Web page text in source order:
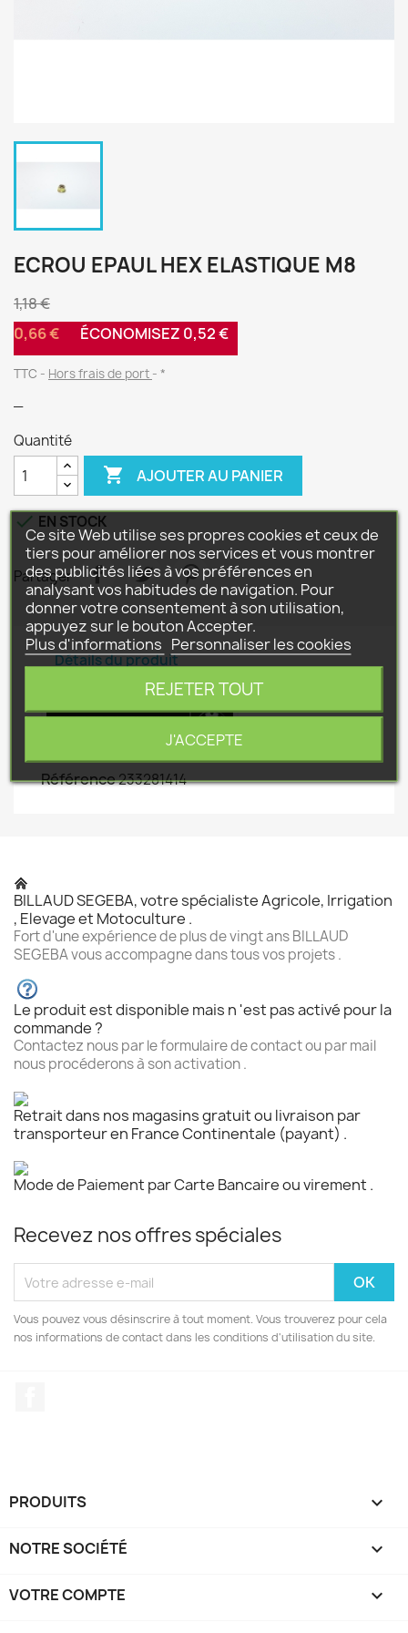
ECROU EPAUL HEX ELASTIQUE M8
1,18 €
0,66 €
ÉCONOMISEZ 0,52 €
TTC Hors frais de port *
Quantité
 AJOUTER AU PANIER
 EN STOCK
Partager
Détails du produit
Référence233281414
BILLAUD SEGEBA, votre spécialiste Agricole, Irrigation
, Elevage et Motoculture .
Fort d'une expérience de plus de vingt ans BILLAUD
SEGEBA vous accompagne dans tous vos projets .
Le produit est disponible mais n 'est pas activé pour la
commande ?
Contactez nous par le formulaire de contact ou par mail
nous procéderons à son activation .
Retrait dans nos magasins gratuit ou livraison par
transporteur en France Continentale (payant) .
Mode de Paiement par Carte Bancaire ou virement .
Recevez nos offres spéciales
Vous pouvez vous désinscrire à tout moment. Vous trouverez pour cela
nos informations de contact dans les conditions d'utilisation du site.
PRODUITS 
NOTRE SOCIÉTÉ 
VOTRE COMPTE 
Ce site Web utilise ses propres cookies et ceux de
tiers pour améliorer nos services et vous montrer
des publicités liées à vos préférences en
analysant vos habitudes de navigation. Pour
donner votre consentement à son utilisation,
appuyez sur le bouton Accepter.
Plus d'informations Personnaliser les cookies
REJETER TOUT
J'ACCEPTE